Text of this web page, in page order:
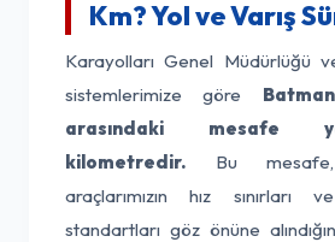
Km? Yol ve Varış
Karayolları Genel Müdürlüğü
sistemlerimize göre
arasındaki mesafe
kilometredir. Bu
araçlarımızın hız
standartları göz önüne